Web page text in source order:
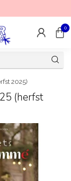
0
2025)
(herfst